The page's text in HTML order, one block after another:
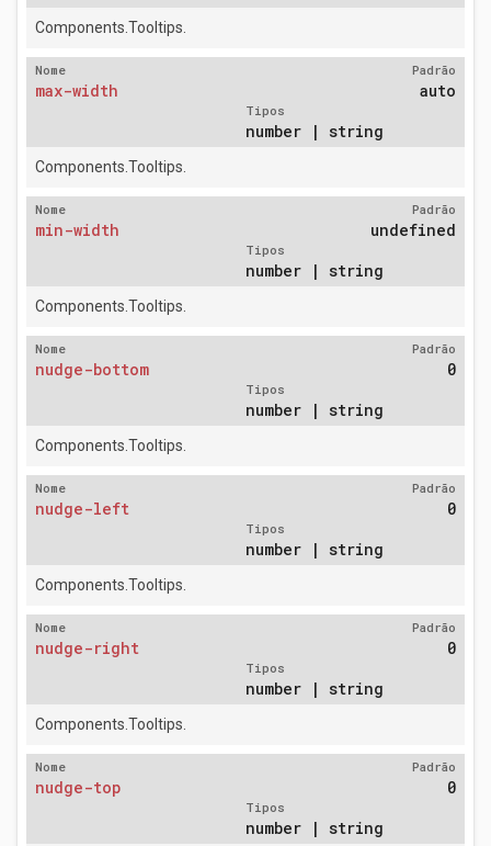
Components.Tooltips.
Nome
max-width
Padrão
auto
Tipos
number | string
Components.Tooltips.
Nome
min-width
Padrão
undefined
Tipos
number | string
Components.Tooltips.
Nome
nudge-bottom
Padrão
0
Tipos
number | string
Components.Tooltips.
Nome
nudge-left
Padrão
0
Tipos
number | string
Components.Tooltips.
Nome
nudge-right
Padrão
0
Tipos
number | string
Components.Tooltips.
Nome
nudge-top
Padrão
0
Tipos
number | string